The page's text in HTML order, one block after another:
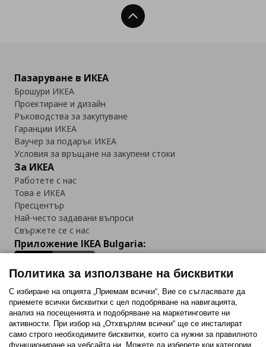
Нагоре
Пазаруване в ИКЕА
Брошури ИКЕА
Проектиране и дизайн
Ръководства за закупуване
Гаранции ИКЕА
Ваучер за подарък ИКЕА
Условия за връщане на закупени стоки
За ИКЕА
Работете с нас
Това е ИКЕА
Пресцентър
Най-често задавани въпроси
Свържете се с нас
Приложение IKEA Bulgaria:
Последвайте ни:
FacebookTwitterYoutubePinterestInstagram
Политика за използване на бисквитки
С избиране на опцията „Приемам всички“, Вие се съгласявате да
приемете всички бисквитки с цел подобряване на навигацията,
анализ на посещенията и подобряване на маркетинговите ни
активности. При избор на „Отхвърлям всички“ ще се инсталират
само строго необходимитe бисквитки, които са нужни за правилното
функциониране на уебсайта ни. Можете да изберете кои категории